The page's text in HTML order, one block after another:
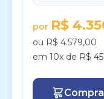
por R$
ou R$ 4.579,00
em 10x de R$